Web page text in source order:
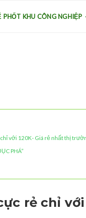
PHỐT KHU CÔNG NGHIỆP
với 120K- Giá rẻ nhất thị
PHÁ”
rẻ chỉ